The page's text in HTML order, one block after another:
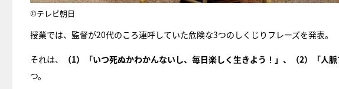
©テレビ朝日
授業では、監督が20代のころ連呼していた危険な3つのしくじりフレーズを発表。
それは、 （1）「いつ死ぬかわかんないし、毎日楽しく生きよう！」、（2）「人
つ。